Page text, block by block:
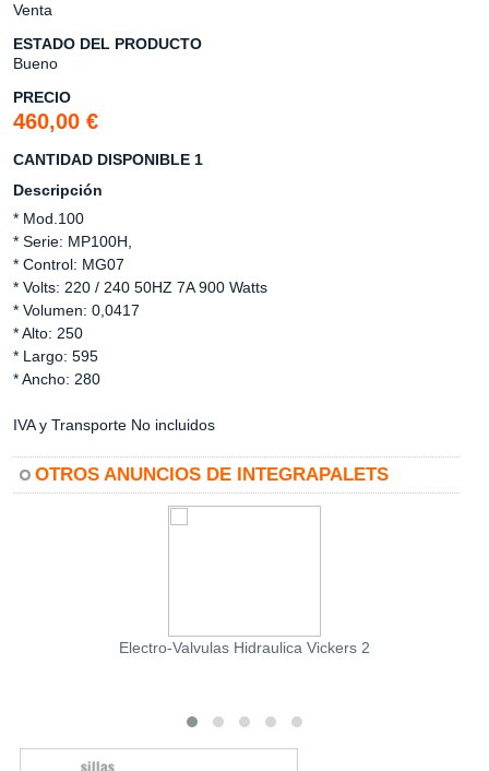
Venta
ESTADO DEL PRODUCTO
Bueno
PRECIO
460,00 €
CANTIDAD DISPONIBLE 1
Descripción
* Mod.100
* Serie: MP100H,
* Control: MG07
* Volts: 220 / 240 50HZ 7A 900 Watts
* Volumen: 0,0417
* Alto: 250
* Largo: 595
* Ancho: 280
IVA y Transporte No incluidos
OTROS ANUNCIOS DE INTEGRAPALETS
Electro-Valvulas Hidraulica Vickers 2